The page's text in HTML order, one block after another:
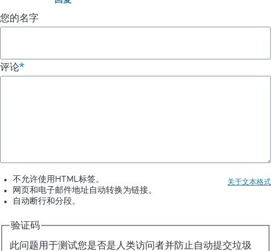
并
您的名字
评论
关于文本格式
不允许使用HTML标签。
网页和电子邮件地址自动转换为链接。
自动断行和分段。
验证码
此问题用于测试您是否是人类访问者并防止自动提交垃圾